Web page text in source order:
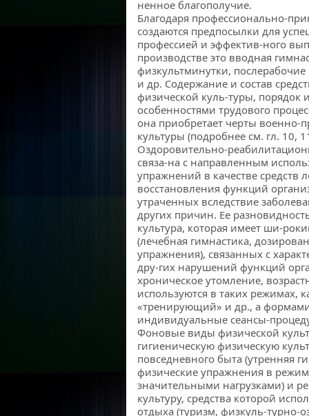
ненное благополучие.
Благодаря профессионально-
создаются предпосылки для
профессией и эффектив-ного
производстве это вводная
физкультминутки,
и др. Содержание и состав
физической куль-туры, порядок
особенностями трудового
она приобретает черты военно-
культуры (подробнее см. гл. 10,
Оздоровительно-
связа-на с направленным
упражнений в качестве средств
восстановления функций
утраченных вследствие
других причин. Ее
культура, которая имеет ши-
(лечебная гимнастика,
упражнения), связанных с
дру-гих нарушений функций
хроническое утомление,
используются в таких
«тренирующий» и др., а
индивидуальные сеансы-
Фоновые виды физической
гигиеническую физическую
повседневного быта (утренняя
физические упражнения в
значительными нагрузками) и
культуру, средства которой
отдыха (туризм, физкуль-турно-